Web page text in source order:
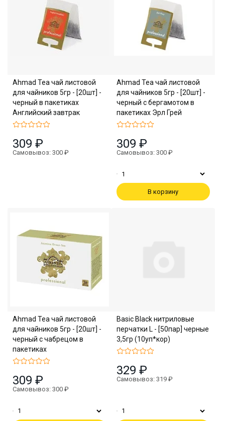
Ahmad Tea чай листовой
для чайников 5гр - [20шт] -
черный в пакетиках
Английский завтрак
309 ₽
Самовывоз: 300 ₽
Ahmad Tea чай листовой
для чайников 5гр - [20шт] -
черный с бергамотом в
пакетиках Эрл Грей
309 ₽
Самовывоз: 300 ₽
В корзину
Ahmad Tea чай листовой
для чайников 5гр - [20шт] -
черный с чабрецом в
пакетиках
309 ₽
Самовывоз: 300 ₽
Basic Black нитриловые
перчатки L - [50пар] черные
3,5гр (10уп*кор)
329 ₽
Самовывоз: 319 ₽